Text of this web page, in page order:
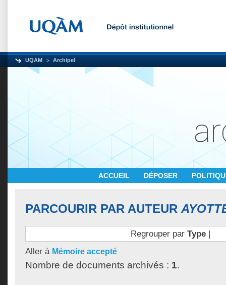
UQAM Archipel
ACCUEIL DÉPOSER
PARCOURIR PAR AUTEUR
Regrouper par Type|
Aller à Mémoire accepté
Nombre de documents archivés : 1.